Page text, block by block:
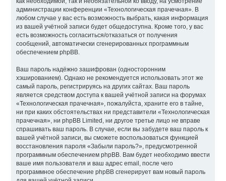
администрации конференции «Технологическая прачечная». В
любом случае у вас есть возможность выбрать, какая информация
из вашей учётной записи будет общедоступна. Кроме того, у вас
есть возможность согласиться/отказаться от получения
сообщений, автоматически сгенерированных программным
обеспечением phpBB.
Ваш пароль надёжно зашифрован (односторонним
хэшированием). Однако не рекомендуется использовать этот же
самый пароль, регистрируясь на других сайтах. Ваш пароль
является средством доступа к вашей учётной записи на форумах
«Технологическая прачечная», пожалуйста, храните его в тайне,
ни при каких обстоятельствах ни представители «Технологическая
прачечная», ни phpBB Limited, ни другое третье лицо не вправе
спрашивать ваш пароль. В случае, если вы забудете ваш пароль к
вашей учётной записи, вы сможете воспользоваться функцией
восстановления пароля «Забыли пароль?», предусмотренной
программным обеспечением phpBB. Вам будет необходимо ввести
ваше имя пользователя и ваш адрес email, после чего
программное обеспечение phpBB сгенерирует вам новый пароль